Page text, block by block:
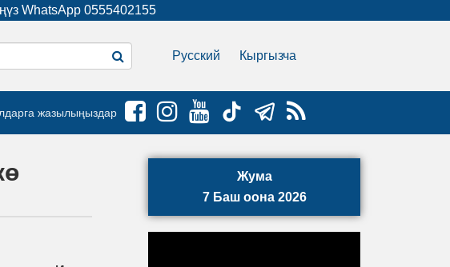
WhatsApp 0555402155
Русский Кыргызча
жазылыңыздар
Жума
7 Баш оона 2026